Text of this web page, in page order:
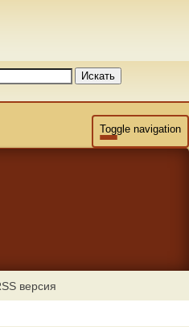
Искать
Toggle navigation
версия